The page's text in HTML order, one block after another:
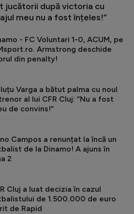
jucătorii după victoria cu
meu nu a fost înțeles!”
- FC Voluntari 1-0, ACUM, pe
Armstrong deschide
din penalty!
Varga a bătut palma cu noul
al lui CFR Cluj: ”Nu a fost
de convins!”
Campos a renunțat la încă un
de la Dinamo! A ajuns în
2
Cluj a luat decizia în cazul
de 1.500.000 de euro
de Rapid